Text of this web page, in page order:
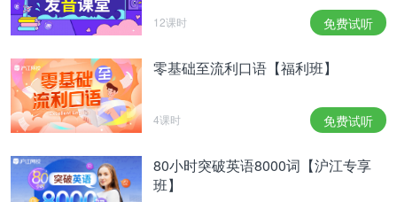
申请进入Grandes Ecoles第二年。
Diplôme d’Etudes Approfondies 深入研究文凭。是
一个一年的国家文凭，毕业相当于bac+5文凭，或者
我们国家的硕士。DEA是读博士必经之路，其他的
bac+5的文凭都不能直接读博士，而必须重新读一个
DEA才能继续博士阶段的学习。
12课时 免费试听
零基础至流利口语【福利班】
4课时 免费试听
80小时突破英语8000词【沪江专享
班】